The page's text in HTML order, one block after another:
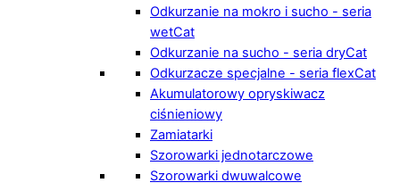
Odkurzanie na mokro i sucho - seria
wetCat
Odkurzanie na sucho - seria dryCat
Odkurzacze specjalne - seria flexCat
Akumulatorowy opryskiwacz
ciśnieniowy
Zamiatarki
Szorowarki jednotarczowe
Szorowarki dwuwalcowe